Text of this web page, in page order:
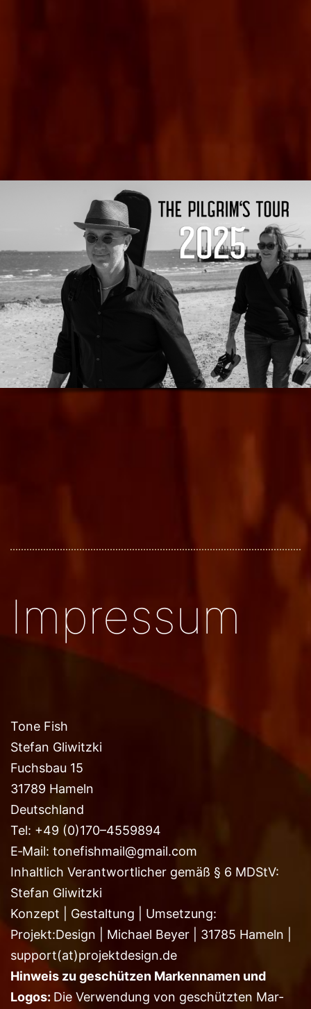
Impressum
Tone Fish
Ste­fan Gliwitzki
Fuchs­bau 15
31789 Hameln
Deutschland
Tel: +49 (0)170–4559894
E‑Mail: tonefishmail@​gmail.​com
Inhalt­lich Ver­ant­wort­li­cher gemäß § 6 MDStV:
Ste­fan Gliwitzki
Kon­zept | Gestal­tung | Umsetzung:
Projekt:Design | Micha­el Bey­er | 31785 Hameln |
support(at)projektdesign.de
Hin­weis zu geschüt­zen Mar­ken­na­men und
Logos: Die Ver­wen­dung von geschütz­ten Mar­